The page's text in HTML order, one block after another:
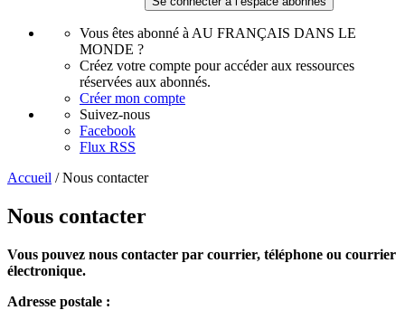
Vous êtes abonné à AU FRANÇAIS DANS LE
MONDE ?
Créez votre compte pour accéder aux ressources
réservées aux abonnés.
Créer mon compte
Suivez-nous
Facebook
Flux RSS
Accueil /Nous contacter
Nous contacter
Vous pouvez nous contacter par courrier, téléphone ou courrier
électronique.
Adresse postale :